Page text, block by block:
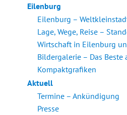
Eilenburg
Eilenburg –
Lage, Wege, Reise –
Wirtschaft in Eilenburg
Bildergalerie – Das Beste
Kompaktgrafiken
Aktuell
Termine – Ankündigung
Presse